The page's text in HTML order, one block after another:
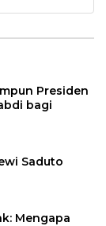
Presiden
bagi
Saduto
Mengapa